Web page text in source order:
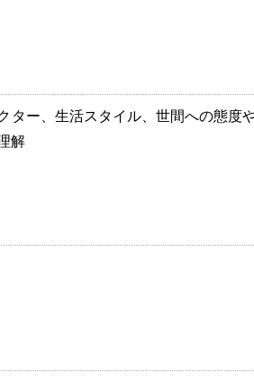
ター、生活スタイル、世間への態度
解